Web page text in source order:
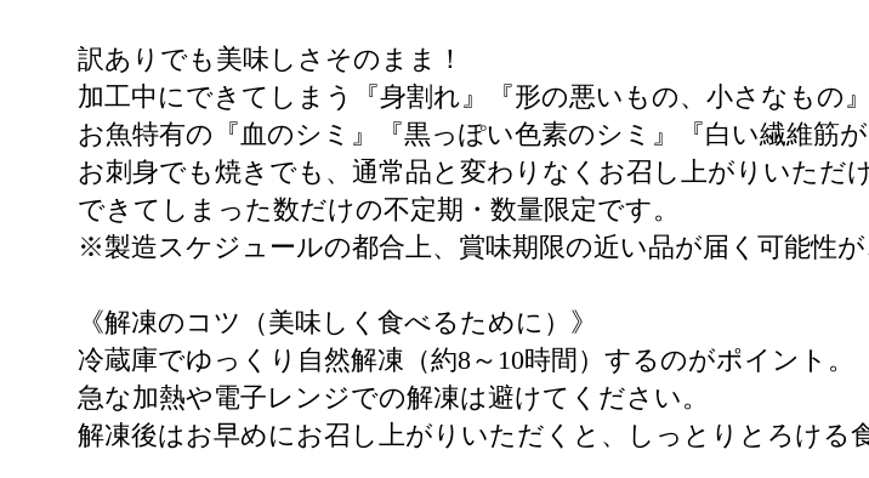
訳ありでも美味しさそのまま！
加工中にできてしまう『身割れ』『形の悪いもの、小さなもの
お魚特有の『血のシミ』『黒っぽい色素のシミ』『白い繊維筋
お刺身でも焼きでも、通常品と変わりなくお召し上がりいただけ
できてしまった数だけの不定期・数量限定です。
※製造スケジュールの都合上、賞味期限の近い品が届く可能性
《解凍のコツ（美味しく食べるために）》
冷蔵庫でゆっくり自然解凍（約8～10時間）するのがポイント。
急な加熱や電子レンジでの解凍は避けてください。
解凍後はお早めにお召し上がりいただくと、しっとりとろける